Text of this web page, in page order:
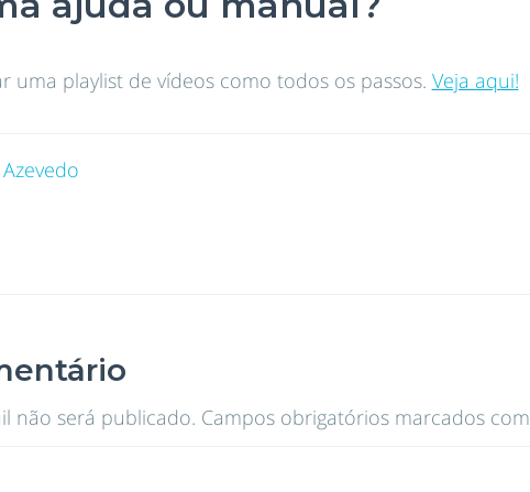
uma playlist de vídeos como todos os passos. Veja aqui!
não será publicado. Campos obrigatórios marcados com